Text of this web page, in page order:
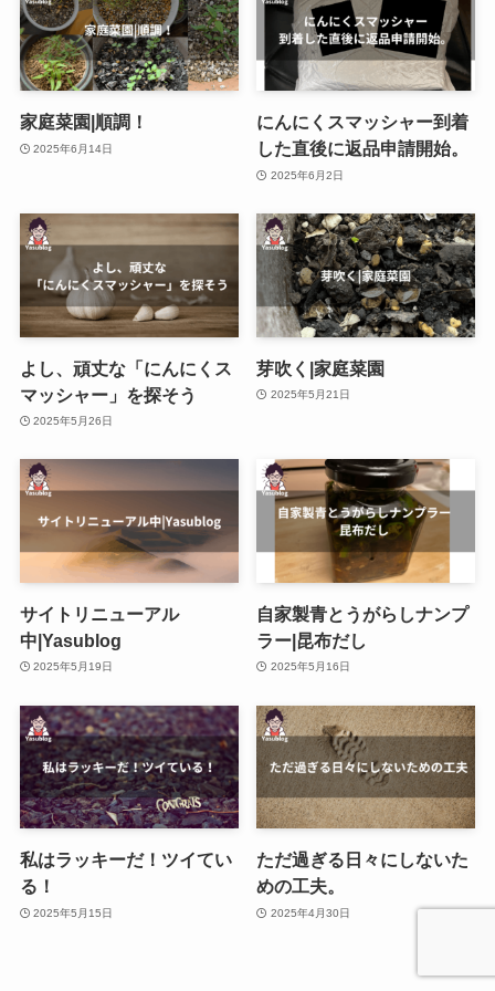
家庭菜園|順調！
2025年6月14日
にんにくスマッシャー到着
した直後に返品申請開始。
2025年6月2日
よし、頑丈な「にんにくス
マッシャー」を探そう
2025年5月26日
芽吹く|家庭菜園
2025年5月21日
サイトリニューアル
中|Yasublog
2025年5月19日
自家製青とうがらしナンプ
ラー|昆布だし
2025年5月16日
私はラッキーだ！ツイてい
る！
2025年5月15日
ただ過ぎる日々にしないた
めの工夫。
2025年4月30日